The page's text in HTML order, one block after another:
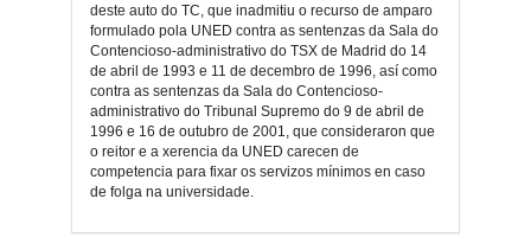
deste auto do TC, que inadmitiu o recurso de amparo
formulado pola UNED contra as sentenzas da Sala do
Contencioso-administrativo do TSX de Madrid do 14
de abril de 1993 e 11 de decembro de 1996, así como
contra as sentenzas da Sala do Contencioso-
administrativo do Tribunal Supremo do 9 de abril de
1996 e 16 de outubro de 2001, que consideraron que
o reitor e a xerencia da UNED carecen de
competencia para fixar os servizos mínimos en caso
de folga na universidade.